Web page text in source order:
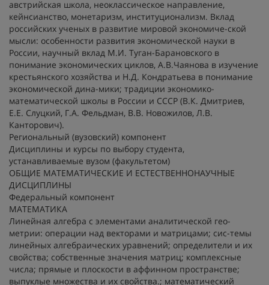
австрийская школа, неоклассическое направление,
кейнсианство, монетаризм, институционализм. Вклад
российских ученых в развитие мировой экономиче-ской
мысли: особенности развития экономической науки в
России, научный вклад М.И. Туган-Барановского в
понимание экономических циклов, А.В.Чаянова в изучение
крестьянского хозяйства и Н.Д. Кондратьева в понимание
экономической дина-мики; традиции экономико-
математической школы в России и СССР (В.К. Дмитриев,
Е.Е. Слуцкий, Г.А. Фельдман, В.В. Новожилов, Л.В.
Канторович).
Региональный (вузовский) компонент
Дисциплины и курсы по выбору студента,
устанавливаемые вузом (факультетом)
ОБЩИЕ МАТЕМАТИЧЕСКИЕ И ЕСТЕСТВЕННОНАУЧНЫЕ
ДИСЦИПЛИНЫ
Федеральный компонент
МАТЕМАТИКА
Линейная алгебра с элементами аналитической гео-
метрии: операции над векторами и матрицами; сис-темы
линейных алгебраических уравнений; определители и их
свойства; собственные значения матриц; комплексные
числа; прямые и плоскости в аффинном пространстве;
выпуклые множества и их свойства.; математический